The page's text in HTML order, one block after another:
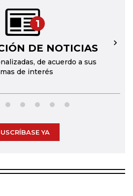
1
DE NOTICIAS
de acuerdo a sus
de interés
→
YA